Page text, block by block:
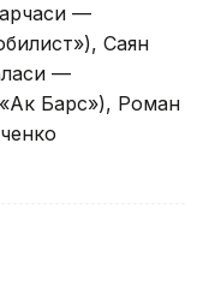
—
Саян
—
Барс»), Роман